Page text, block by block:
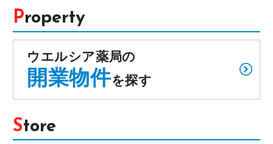
Property
ウエルシア薬局の
開業物件を探す
Store